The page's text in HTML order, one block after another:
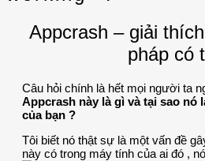
Appcrash – giải
pháp có
Câu hỏi chính là hết mọi người ta
Appcrash này là gì và tại sao nó
của bạn ?
Tôi biết nó thật sự là một vấn đề
này có trong máy tính của ai đó ,